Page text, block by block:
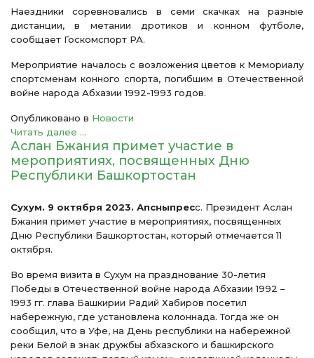
Наездники соревновались в семи скачках на разные
дистанции, в метании дротиков и конном футболе,
сообщает Госкомспорт РА.
Мероприятие началось с возложения цветов к Мемориалу
спортсменам конного спорта, погибшим в Отечественной
войне народа Абхазии 1992-1993 годов.
Опубликовано в Новости
Читать далее ...
Аслан Бжания примет участие в
мероприятиях, посвященных Дню
Республики Башкортостан
Сухум. 9 октября 2023. Апсныпресс. Президент Аслан
Бжания примет участие в мероприятиях, посвященных
Дню Республики Башкортостан, который отмечается 11
октября.
Во время визита в Сухум на празднование 30-летия
Победы в Отечественной войне народа Абхазии 1992 –
1993 гг. глава Башкирии Радий Хабиров посетил
набережную, где установлена колоннада. Тогда же он
сообщил, что в Уфе, на День республики на набережной
реки Белой в знак дружбы абхазского и башкирского